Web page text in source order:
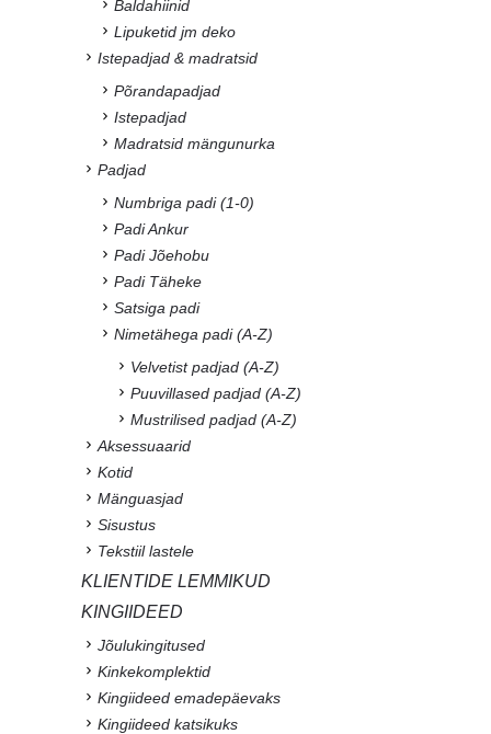
Baldahiinid
Lipuketid jm deko
Istepadjad & madratsid
Põrandapadjad
Istepadjad
Madratsid mängunurka
Padjad
Numbriga padi (1-0)
Padi Ankur
Padi Jõehobu
Padi Täheke
Satsiga padi
Nimetähega padi (A-Z)
Velvetist padjad (A-Z)
Puuvillased padjad (A-Z)
Mustrilised padjad (A-Z)
Aksessuaarid
Kotid
Mänguasjad
Sisustus
Tekstiil lastele
KLIENTIDE LEMMIKUD
KINGIIDEED
Jõulukingitused
Kinkekomplektid
Kingiideed emadepäevaks
Kingiideed katsikuks